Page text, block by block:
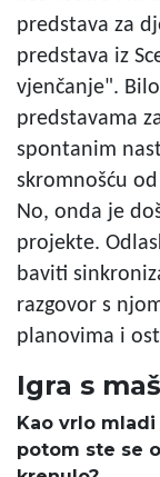
predstava za
predstava iz
vjenčanje".
predstavama
spontanim
skromnošću
No, onda je
projekte.
baviti
razgovor s
planovima i
Igra s
Kao vrlo
potom ste se